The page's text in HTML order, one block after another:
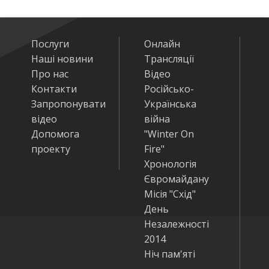
Послуги
Наші новини
Про нас
Контакти
Запропонувати
відео
Допомога
проекту
Онлайн
Трансляції
Відео
Російсько-
Українська
війна
"Winter On
Fire"
Хронологія
Євромайдану
Місія "Схід"
День
Незалежності
2014
Ніч пам'яті